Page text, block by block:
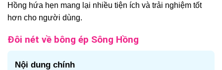
Hồng hứa hẹn mang lại nhiều tiện ích và trải nghiệm tốt
hơn cho người dùng.
Đôi nét về bông ép Sông Hồng
Nội dung chính